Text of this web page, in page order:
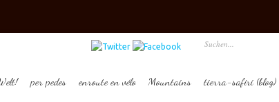
per pedes enroute en vélo Mountains tierra-safiri (blog)